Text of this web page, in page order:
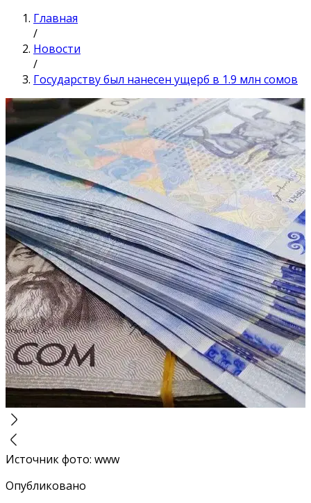
Главная
/
Новости
/
Государству был нанесен ущерб в 1.9 млн сомов
Источник фото: www
Опубликовано